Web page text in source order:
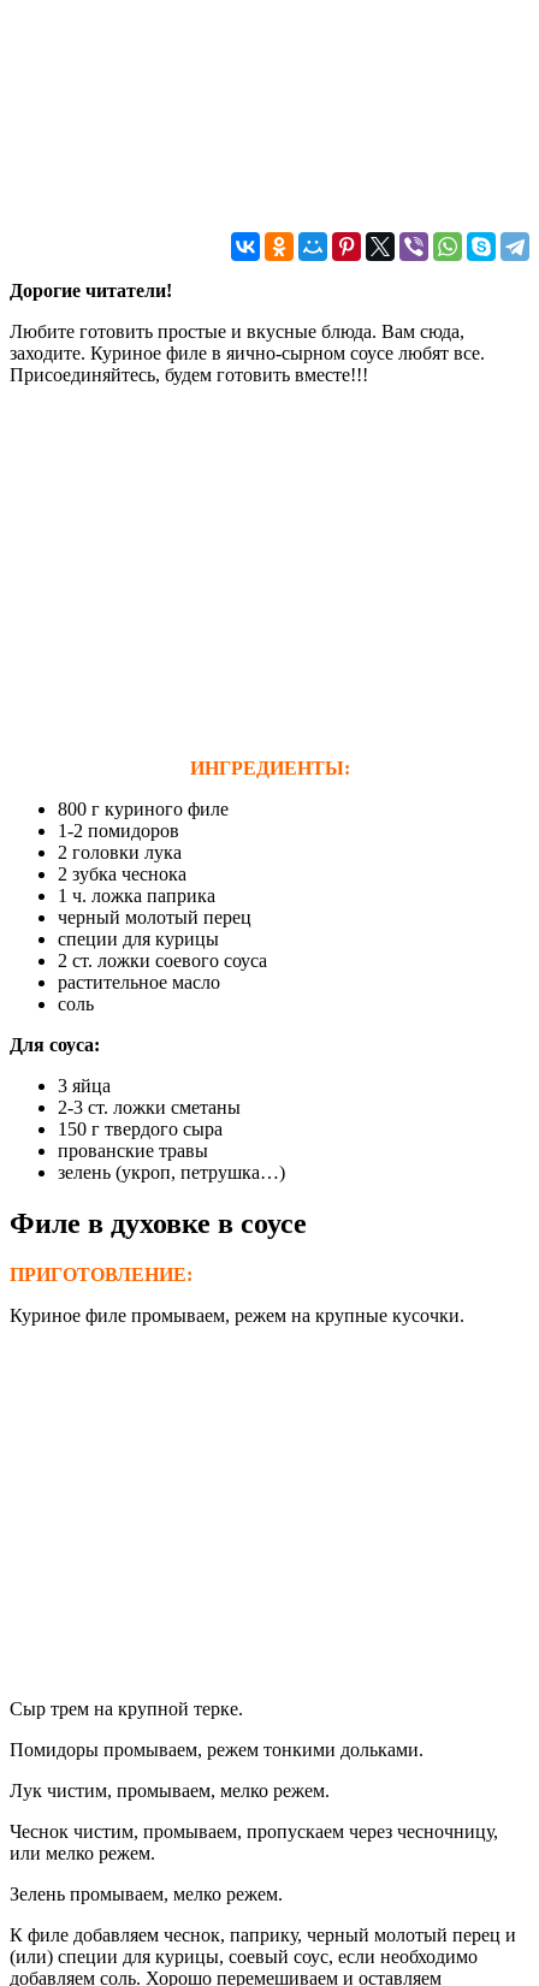
Дорогие читатели!
Любите готовить простые и вкусные блюда. Вам сюда,
заходите. Куриное филе в яично-сырном соусе любят все.
Присоединяйтесь, будем готовить вместе!!!
ИНГРЕДИЕНТЫ:
800 г куриного филе
1-2 помидоров
2 головки лука
2 зубка чеснока
1 ч. ложка паприка
черный молотый перец
специи для курицы
2 ст. ложки соевого соуса
растительное масло
соль
Для соуса:
3 яйца
2-3 ст. ложки сметаны
150 г твердого сыра
прованские травы
зелень (укроп, петрушка…)
Филе в духовке в соусе
ПРИГОТОВЛЕНИЕ:
Куриное филе промываем, режем на крупные кусочки.
Сыр трем на крупной терке.
Помидоры промываем, режем тонкими дольками.
Лук чистим, промываем, мелко режем.
Чеснок чистим, промываем, пропускаем через чесночницу,
или мелко режем.
Зелень промываем, мелко режем.
К филе добавляем чеснок, паприку, черный молотый перец и
(или) специи для курицы, соевый соус, если необходимо
добавляем соль. Хорошо перемешиваем и оставляем